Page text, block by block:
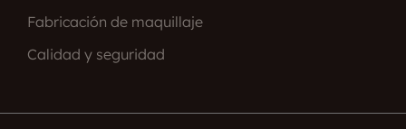
Fabricación de maquillaje
Calidad y seguridad